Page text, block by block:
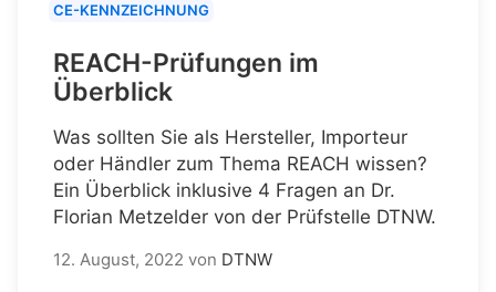
CE-KENNZEICHNUNG
REACH-Prüfungen im
Überblick
Was sollten Sie als Hersteller, Importeur
oder Händler zum Thema REACH wissen?
Ein Überblick inklusive 4 Fragen an Dr.
Florian Metzelder von der Prüfstelle DTNW.
12. August, 2022 von DTNW